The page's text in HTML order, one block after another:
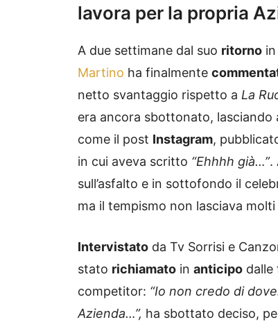
lavora per la propria
A due settimane dal suo ritorno in
Martino ha finalmente
netto svantaggio rispetto a La
era ancora sbottonato, lasciando
come il post Instagram,
in cui aveva scritto “Ehhhh già…”.
sull’asfalto e in sottofondo il
ma il tempismo non lasciava molti
Intervistato da Tv Sorrisi e
stato richiamato in anticipo dalle
competitor: “Io non credo di
Azienda…”, ha sbottato deciso,